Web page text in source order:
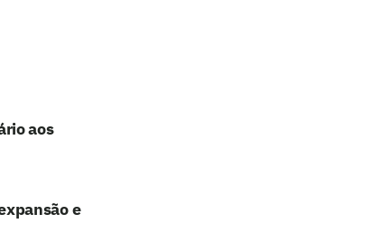
aos
e